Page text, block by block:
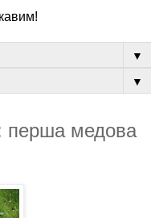
▼
▼
перша медова